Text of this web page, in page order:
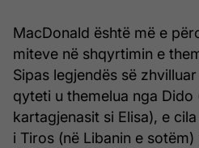
MacDonald është më e
miteve në shqyrtimin e
Sipas legjendës së
qyteti u themelua nga Dido
kartagjenasit si Elisa), e
i Tiros (në Libanin e